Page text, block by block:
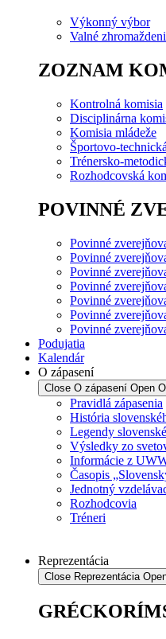
Výkonný výbor
Valné
ZOZNAM
Kontrolná komisia
Disciplinárna
Komisia mládeže
Športovo-
Trénersko-
Rozhodcovská
POVINNÉ
Povinné
Povinné
Povinné
Povinné
Povinné
Povinné
Povinné
Podujatia
Kalendár
O zápasení
Close O zápasení Open
Pravidlá zápasenia
História
Legendy
Výsledky zo
Informácie z
Časopis
Jednotný
Rozhodcovia
Tréneri
Reprezentácia
Close Reprezentácia